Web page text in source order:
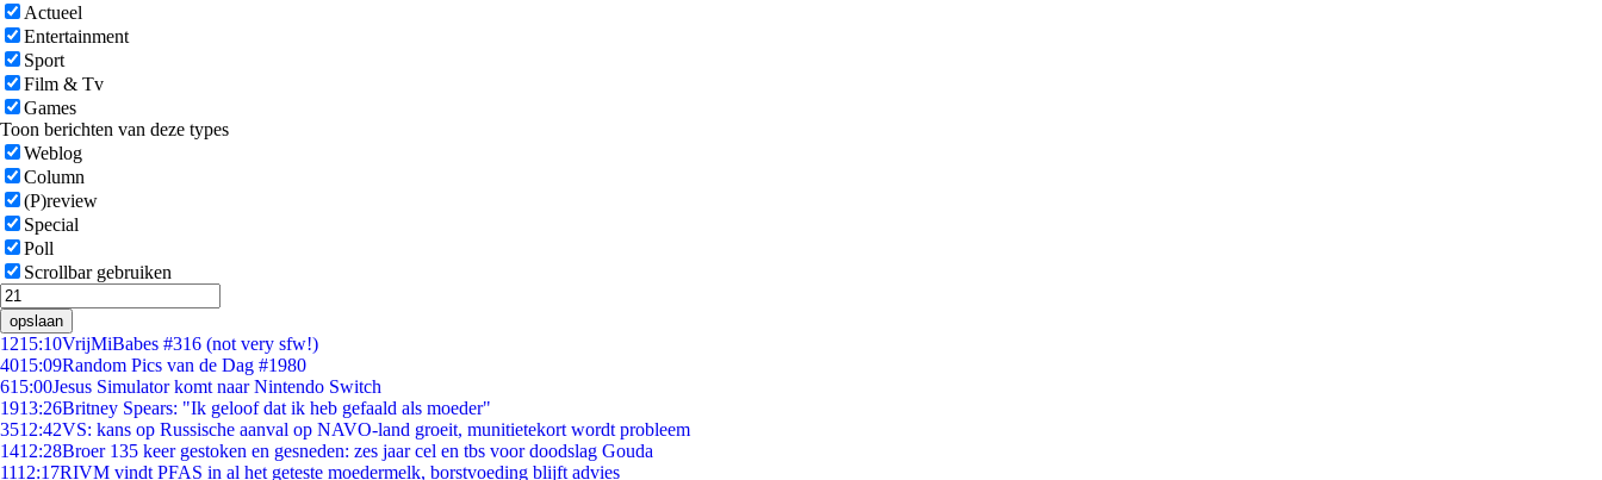
Actueel
Entertainment
Sport
Film & Tv
Games
Toon berichten van deze types
Weblog
Column
(P)review
Special
Poll
Scrollbar gebruiken
opslaan
1215:10VrijMiBabes #316 (not very sfw!)
4015:09Random Pics van de Dag #1980
615:00Jesus Simulator komt naar Nintendo Switch
1913:26Britney Spears: "Ik geloof dat ik heb gefaald als moeder"
3512:42VS: kans op Russische aanval op NAVO-land groeit, munitietekort wordt probleem
1412:28Broer 135 keer gestoken en gesneden: zes jaar cel en tbs voor doodslag Gouda
1112:17RIVM vindt PFAS in al het geteste moedermelk, borstvoeding blijft advies